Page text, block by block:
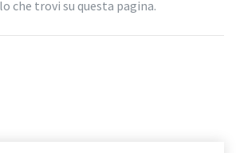
che trovi su questa pagina.